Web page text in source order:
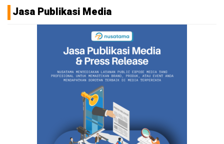
Jasa Publikasi Media